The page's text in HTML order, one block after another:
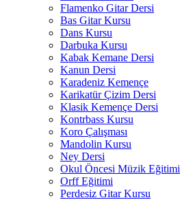
Flamenko Gitar Dersi
Bas Gitar Kursu
Dans Kursu
Darbuka Kursu
Kabak Kemane Dersi
Kanun Dersi
Karadeniz Kemençe
Karikatür Çizim Dersi
Klasik Kemençe Dersi
Kontrbass Kursu
Koro Çalışması
Mandolin Kursu
Ney Dersi
Okul Öncesi Müzik Eğitimi
Orff Eğitimi
Perdesiz Gitar Kursu